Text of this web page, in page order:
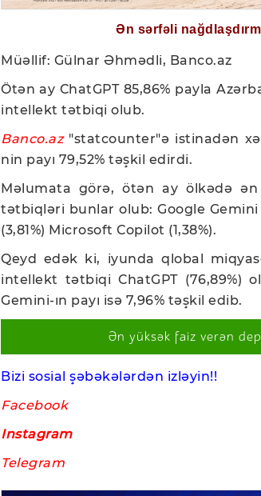
Ən sərfəli
Müəllif: Gülnar Əhmədli, Banco.az
Ötən ay ChatGPT 85,86% payla
intellekt tətbiqi olub.
Banco.az"statcounter"ə istinadən
nin payı 79,52% təşkil edirdi.
Məlumata görə, ötən ay ölkədə
tətbiqləri bunlar olub:Google Gemini
(3,81%) Microsoft Copilot (1,38%).
Qeyd edək ki, iyunda qlobal
intellekt tətbiqi ChatGPT (76,89%)
Gemini-ın payı isə 7,96% təşkil edib.
Ən yüksək faiz verən
Bizi sosial şəbəkələrdən izləyin!!
Facebook
Instagram
Telegram